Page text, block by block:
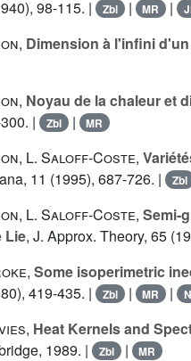
98-115. |
Zbl | MR |
, Dimension à l'infini
, Noyau de la chaleur et
|
Zbl | MR
, L. Saloff-Coste,
11 (1995), 687-726. |
Zbl
, L. Saloff-Coste, Semi-
Lie, J. Approx. Theory, 65
, Some isoperimetric
419-435. |
Zbl | MR |
, Heat Kernels and
1989. |
Zbl | MR